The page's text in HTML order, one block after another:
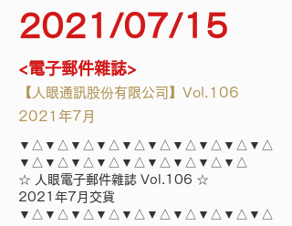
2021/07/15
<電子郵件雜誌>
【人眼通訊股份有限公司】Vol.106
2021年7月
▼△▼△▼△▼△▼△▼△▼△▼△▼△▼△
▼△▼△▼△▼△▼△▼△▼△▼△▼△
☆ 人眼電子郵件雜誌 Vol.106 ☆
2021年7月交貨
▼△▼△▼△▼△▼△▼△▼△▼△▼△▼△